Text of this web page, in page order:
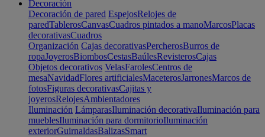
Decoración
Decoración de pared EspejosRelojes de
paredTablerosCanvasCuadros pintados a manoMarcosPlacas
decorativasCuadros
Organización Cajas decorativasPercherosBurros de
ropaJoyerosBiombosCestasBaúlesRevisterosCajas
Objetos decorativos VelasFarolesCentros de
mesaNavidadFlores artificialesMaceterosJarronesMarcos de
fotosFiguras decorativasCajitas y
joyerosRelojesAmbientadores
Iluminación LámparasIluminación decorativaIluminación para
mueblesIluminación para dormitorioIluminación
exteriorGuirnaldasBalizasSmart